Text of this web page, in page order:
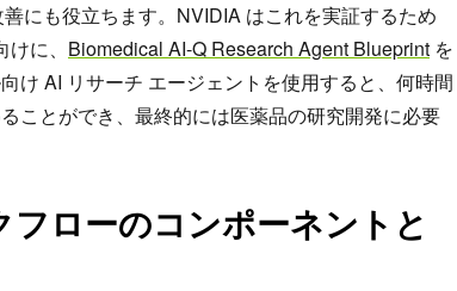
にも役立ちます。NVIDIA はこれを実証するため
に、 Biomedical AI-Q Research Agent Blueprint を
け AI リサーチ エージェントを使用すると、何時間
ことができ、最終的には医薬品の研究開発に必要
ローのコンポーネントと